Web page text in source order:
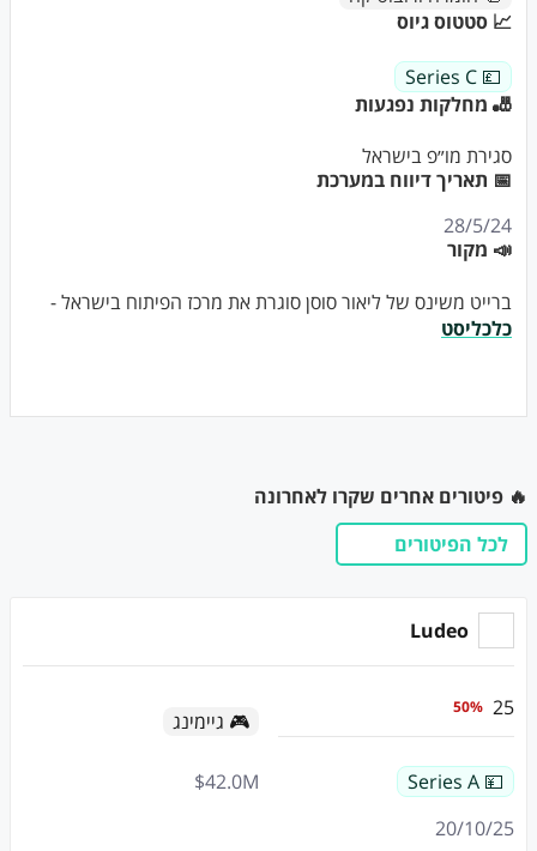
📈 סטטוס גיוס
💷 Series C
🎳 מחלקות נפגעות
סגירת מו״פ בישראל
📅 תאריך דיווח במערכת
28/5/24
📣 מקור
ברייט משינס של ליאור סוסן סוגרת את מרכז הפיתוח בישראל -
כלכליסט
🔥 פיטורים אחרים שקרו לאחרונה
לכל הפיטורים
Ludeo
25
%
50
🎮 גיימינג
💴 Series A
M
42.0
$
20/10/25